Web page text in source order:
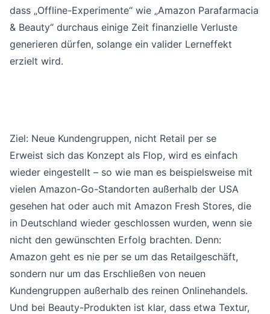
dass „Offline-Experimente“ wie „Amazon Parafarmacia
& Beauty“ durchaus einige Zeit finanzielle Verluste
generieren dürfen, solange ein valider Lerneffekt
erzielt wird.
Ziel: Neue Kundengruppen, nicht Retail per se
Erweist sich das Konzept als Flop, wird es einfach
wieder eingestellt – so wie man es beispielsweise mit
vielen Amazon-Go-Standorten außerhalb der USA
gesehen hat oder auch mit Amazon Fresh Stores, die
in Deutschland wieder geschlossen wurden, wenn sie
nicht den gewünschten Erfolg brachten. Denn:
Amazon geht es nie per se um das Retailgeschäft,
sondern nur um das Erschließen von neuen
Kundengruppen außerhalb des reinen Onlinehandels.
Und bei Beauty-Produkten ist klar, dass etwa Textur,